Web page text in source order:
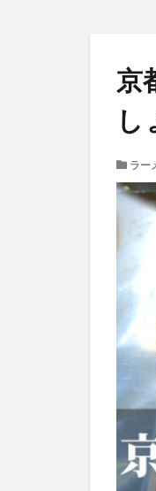
京
し
ラー